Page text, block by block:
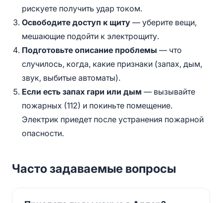
рискуете получить удар током.
Освободите доступ к щиту — уберите вещи,
мешающие подойти к электрощиту.
Подготовьте описание проблемы — что
случилось, когда, какие признаки (запах, дым,
звук, выбитые автоматы).
Если есть запах гари или дым — вызывайте
пожарных (112) и покиньте помещение.
Электрик приедет после устранения пожарной
опасности.
Часто задаваемые вопросы